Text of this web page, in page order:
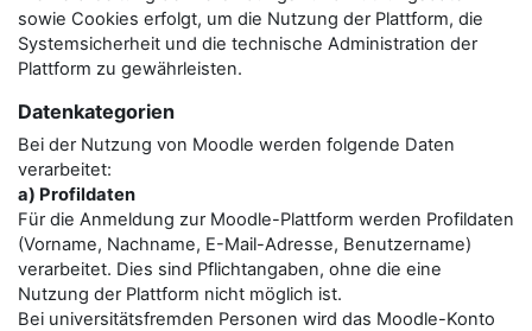
sowie Cookies erfolgt, um die Nutzung der Plattform, die
Systemsicherheit und die technische Administration der
Plattform zu gewährleisten.
Datenkategorien
Bei der Nutzung von Moodle werden folgende Daten
verarbeitet:
a) Profildaten
Für die Anmeldung zur Moodle-Plattform werden Profildaten
(Vorname, Nachname, E-Mail-Adresse, Benutzername)
verarbeitet. Dies sind Pflichtangaben, ohne die eine
Nutzung der Plattform nicht möglich ist.
Bei universitätsfremden Personen wird das Moodle-Konto